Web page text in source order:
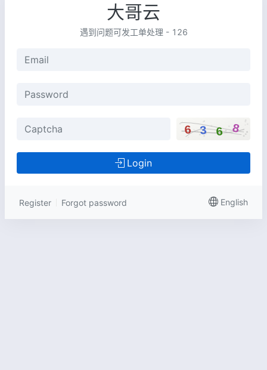
大哥云
遇到问题可发工单处理 - 126
Login
Register Forgot password English